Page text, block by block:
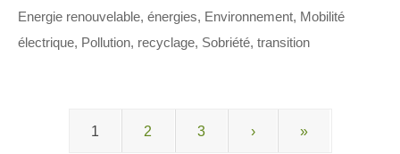
Energie renouvelable, énergies, Environnement, Mobilité
électrique, Pollution, recyclage, Sobriété, transition
1 2 3 › »